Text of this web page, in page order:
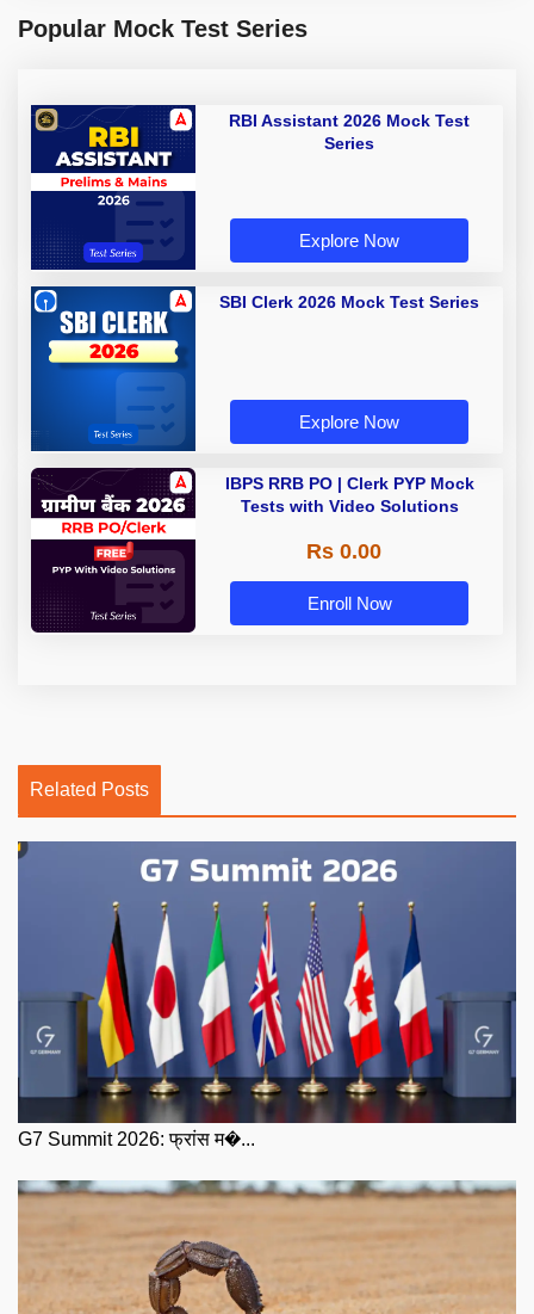
Popular Mock Test Series
RBI Assistant 2026 Mock Test
Series
Explore Now
SBI Clerk 2026 Mock Test Series
Explore Now
IBPS RRB PO | Clerk PYP Mock
Tests with Video Solutions
Rs 0.00
Enroll Now
Related Posts
G7 Summit 2026: फ्रांस म�...